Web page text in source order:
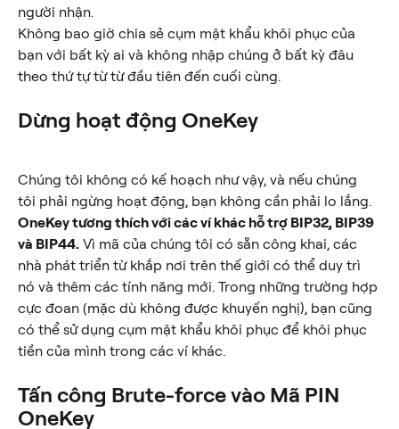
người nhận.
Không bao giờ chia sẻ cụm mật khẩu khôi phục của
bạn với bất kỳ ai và không nhập chúng ở bất kỳ đâu
theo thứ tự từ từ đầu tiên đến cuối cùng.
Dừng hoạt động OneKey
Chúng tôi không có kế hoạch như vậy, và nếu chúng
tôi phải ngừng hoạt động, bạn không cần phải lo lắng.
OneKey tương thích với các ví khác hỗ trợ BIP32, BIP39
và BIP44. Vì mã của chúng tôi có sẵn công khai, các
nhà phát triển từ khắp nơi trên thế giới có thể duy trì
nó và thêm các tính năng mới. Trong những trường hợp
cực đoan (mặc dù không được khuyến nghị), bạn cũng
có thể sử dụng cụm mật khẩu khôi phục để khôi phục
tiền của mình trong các ví khác.
Tấn công Brute-force vào Mã PIN
OneKey